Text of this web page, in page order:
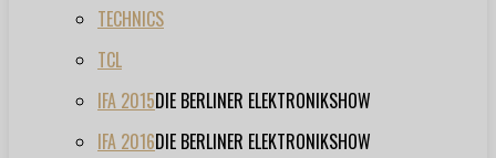
TECHNICS
TCL
IFA 2015DIE BERLINER ELEKTRONIKSHOW
IFA 2016DIE BERLINER ELEKTRONIKSHOW